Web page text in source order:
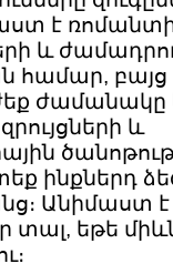
է
և
համար,
ժամանակը
և
ինքներդ
Անիմաստ է
տալ, եթե